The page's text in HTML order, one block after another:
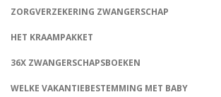
ZORGVERZEKERING ZWANGERSCHAP
HET KRAAMPAKKET
36X ZWANGERSCHAPSBOEKEN
WELKE VAKANTIEBESTEMMING MET BABY